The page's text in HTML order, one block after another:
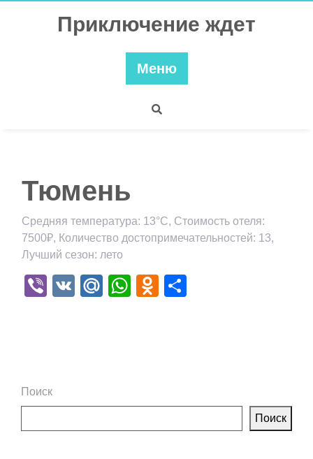
Приключение ждет
Меню
Тюмень
Средняя температура: 13°C, Стоимость отеля:
7500₽, Количество достопримечательностей: 13,
Лучший сезон: лето
Viber
VK Mail.Ru
WhatsApp
Odnoklassniki
Поиск
Поиск